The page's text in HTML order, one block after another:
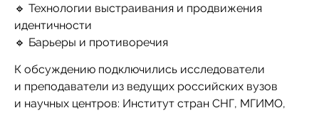
🔹 Технологии выстраивания и продвижения
идентичности
🔹 Барьеры и противоречия
К обсуждению подключились исследователи
и преподаватели из ведущих российских вузов
и научных центров: Институт стран СНГ, МГИМО,